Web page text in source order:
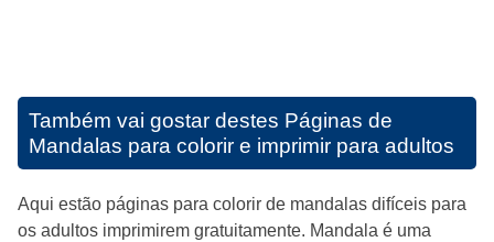
Também vai gostar destes Páginas de
Mandalas para colorir e imprimir para adultos
Aqui estão páginas para colorir de mandalas difíceis para
os adultos imprimirem gratuitamente. Mandala é uma